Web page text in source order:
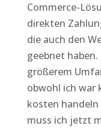
Commerce-
direkten
die auch den
geebnet
größerem
obwohl ich war
kosten
muss ich jetzt